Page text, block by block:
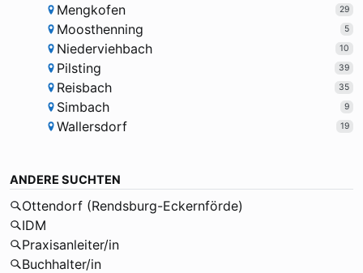
Mengkofen 29
Moosthenning 5
Niederviehbach 10
Pilsting 39
Reisbach 35
Simbach 9
Wallersdorf 19
ANDERE SUCHTEN
Ottendorf (Rendsburg-Eckernförde)
IDM
Praxisanleiter/in
Buchhalter/in